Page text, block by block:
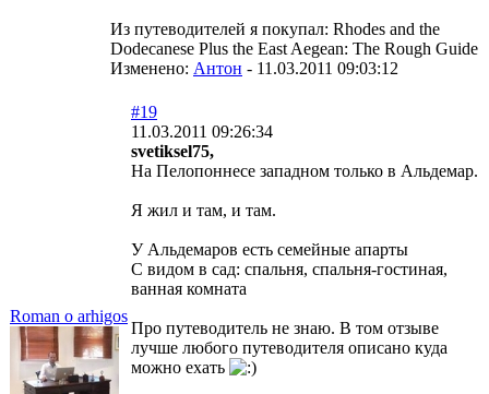
Из путеводителей я покупал: Rhodes and the
Dodecanese Plus the East Aegean: The Rough Guide
Изменено: Антон - 11.03.2011 09:03:12
Roman o arhigos
#19
11.03.2011 09:26:34
svetiksel75,
На Пелопоннесе западном только в Альдемар.
Я жил и там, и там.
У Альдемаров есть семейные апарты
С видом в сад: спальня, спальня-гостиная,
ванная комната
Про путеводитель не знаю. В том отзыве
лучше любого путеводителя описано куда
можно ехать